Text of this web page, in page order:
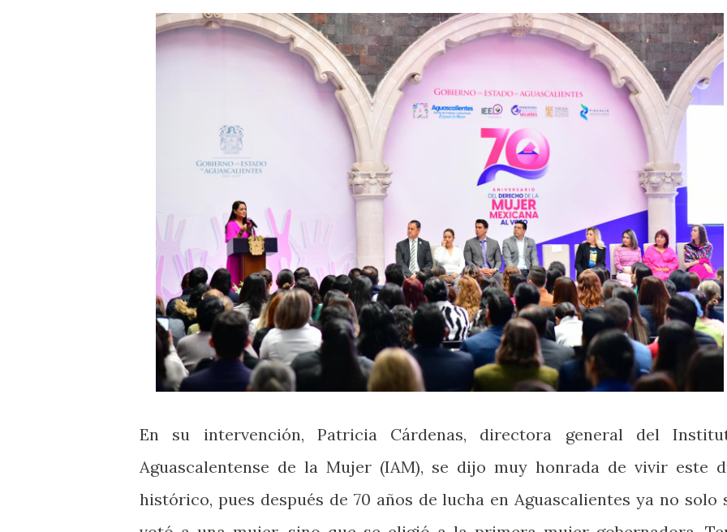
En su intervención, Patricia Cárdenas, directora general del
Aguascalentense de la Mujer (IAM), se dijo muy honrada de vivir este
histórico, pues después de 70 años de lucha en Aguascalientes ya no solo